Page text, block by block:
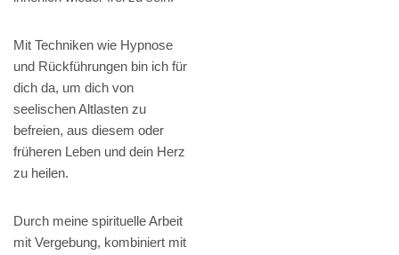
Mit Techniken wie Hypnose
und Rückführungen bin ich für
dich da, um dich von
seelischen Altlasten zu
befreien, aus diesem oder
früheren Leben und dein Herz
zu heilen.
Durch meine spirituelle Arbeit
mit Vergebung, kombiniert mit